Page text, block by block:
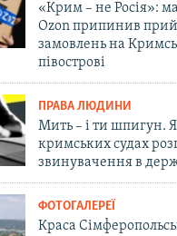
«Крим – не Росія»:
Ozon припинив
замовлень на
півострові
ПРАВА ЛЮДИНИ
Мить – і ти шпигун.
кримських судах
звинувачення в
ФОТОГАЛЕРЕЇ
Краса